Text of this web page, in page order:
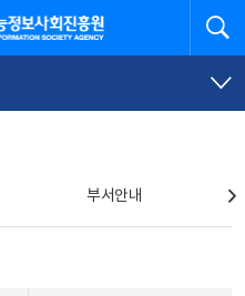
흥원
부서안내